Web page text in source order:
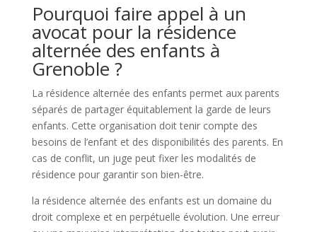
Pourquoi faire appel à un
avocat pour la résidence
alternée des enfants à
Grenoble ?
La résidence alternée des enfants permet aux parents
séparés de partager équitablement la garde de leurs
enfants. Cette organisation doit tenir compte des
besoins de l’enfant et des disponibilités des parents. En
cas de conflit, un juge peut fixer les modalités de
résidence pour garantir son bien-être.
la résidence alternée des enfants est un domaine du
droit complexe et en perpétuelle évolution. Une erreur